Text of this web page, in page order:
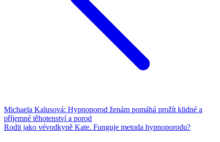
Michaela Kalusová: Hypnoporod ženám pomáhá prožít klidné a
příjemné těhotenství a porod
Rodit jako vévodkyně Kate. Funguje metoda hypnoporodu?